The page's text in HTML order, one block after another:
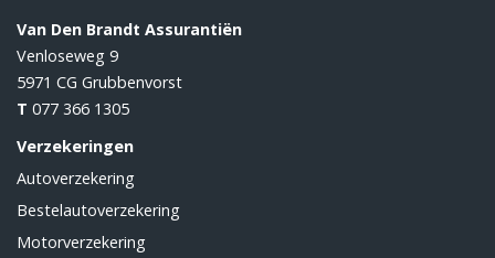
Van Den Brandt Assurantiën
Venloseweg 9
5971 CG Grubbenvorst
T 077 366 1305
Verzekeringen
Autoverzekering
Bestelautoverzekering
Motorverzekering